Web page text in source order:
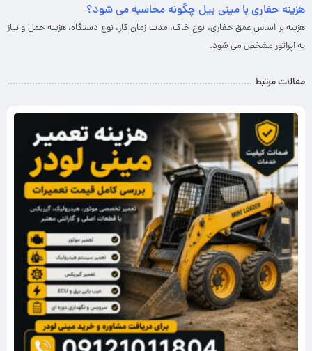
هزینه حفاری با مینی بیل چگونه محاسبه می شود؟
هزینه بر اساس عمق حفاری، نوع خاک، مدت زمان کار، نوع دستگاه، هزینه حمل و نیاز
به اپراتور مشخص می شود.
مقالات مرتبط